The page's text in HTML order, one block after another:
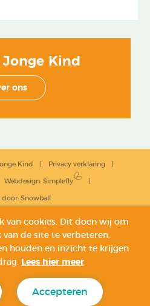
Kind
ons
Kind Privacy verklaring
Webdesign: Simplefly
door: Snowball
van cookies. Dit doen wij om
de site te verbeteren,
houden en inzicht te krijgen
Lees hier meer
Accepteren